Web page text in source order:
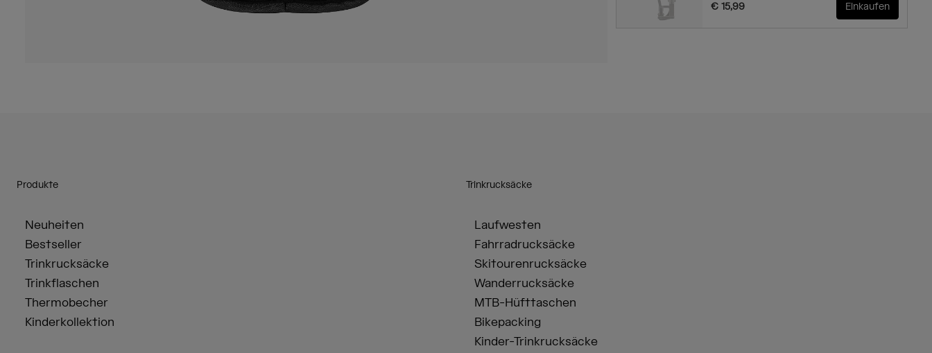
€ 15,99 Einkaufen
Produkte
Neuheiten
Bestseller
Trinkrucksäcke
Trinkflaschen
Thermobecher
Kinderkollektion
Trinkrucksäcke
Laufwesten
Fahrradrucksäcke
Skitourenrucksäcke
Wanderrucksäcke
MTB-Hüfttaschen
Bikepacking
Kinder-Trinkrucksäcke